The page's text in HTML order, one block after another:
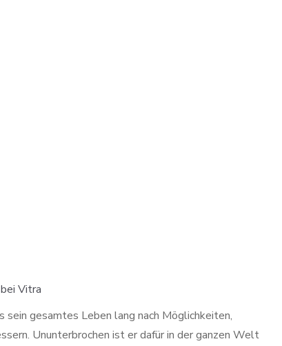
Vitra
sein gesamtes Leben lang nach Möglichkeiten,
Ununterbrochen ist er dafür in der ganzen Welt